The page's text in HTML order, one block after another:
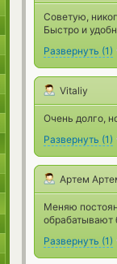
Советую,
Быстро и
Развернуть (1)
Vitaliy
Очень долго,
Развернуть (1)
Артем
Меняю
обрабатывают
Развернуть (1)